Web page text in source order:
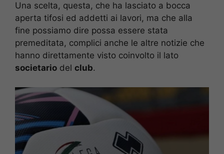
Una scelta, questa, che ha lasciato a bocca
aperta tifosi ed addetti ai lavori, ma che alla
fine possiamo dire possa essere stata
premeditata, complici anche le altre notizie che
hanno direttamente visto coinvolto il lato
societario del club.